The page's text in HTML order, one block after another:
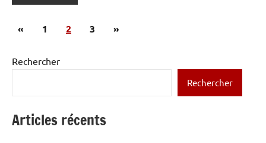
Pagination
publications
«Publications
1 2 3
Articles
»
Rechercher
Rechercher
Articles récents